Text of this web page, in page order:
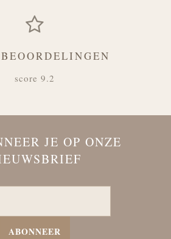
score 9.2
JE OP ONZE
ABONNEER